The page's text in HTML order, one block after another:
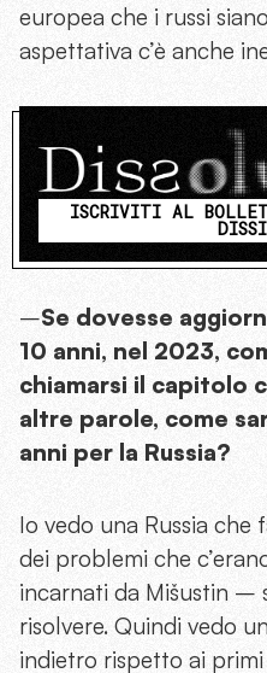
europea che i russi
aspettativa c’è anche
ISCRIVITI AL
–Se dovesse
10 anni, nel 2023,
chiamarsi il capitolo
altre parole, come
anni per la Russia?
Io vedo una Russia che
dei problemi che
incarnati da Mišustin –
risolvere. Quindi vedo
indietro rispetto ai